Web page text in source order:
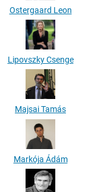
Ostergaard Leon
Lipovszky Csenge
Majsai Tamás
Markója Ádám